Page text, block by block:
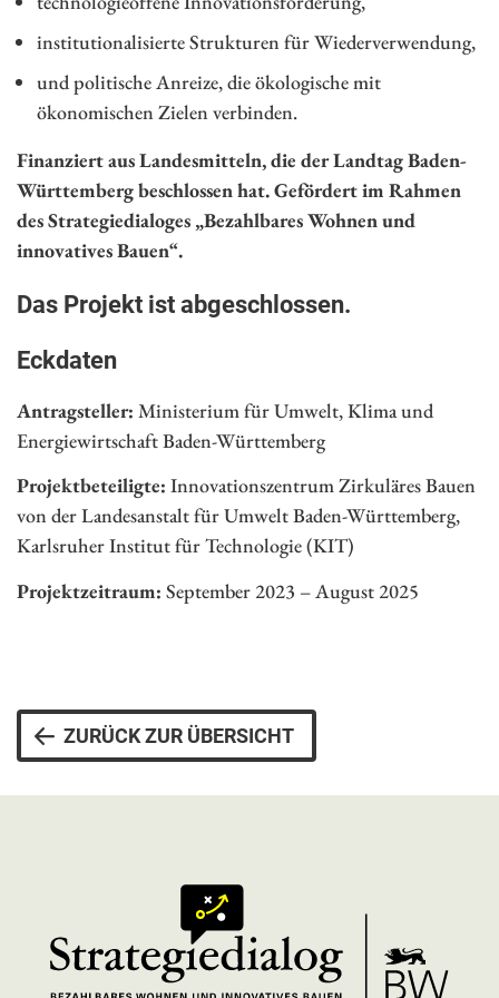
institutionalisierte Strukturen für Wiederverwendung,
und politische Anreize, die ökologische mit
ökonomischen Zielen verbinden.
Finanziert aus Landesmitteln, die der Landtag Baden-
Württemberg beschlossen hat. Gefördert im Rahmen
des Strategiedialoges „Bezahlbares Wohnen und
innovatives Bauen“.
Das Projekt ist abgeschlossen.
Eckdaten
Antragsteller: Ministerium für Umwelt, Klima und
Energiewirtschaft Baden-Württemberg
Projektbeteiligte: Innovationszentrum Zirkuläres Bauen
von der Landesanstalt für Umwelt Baden-Württemberg,
Karlsruher Institut für Technologie (KIT)
Projektzeitraum: September 2023 – August 2025
ZURÜCK ZUR ÜBERSICHT